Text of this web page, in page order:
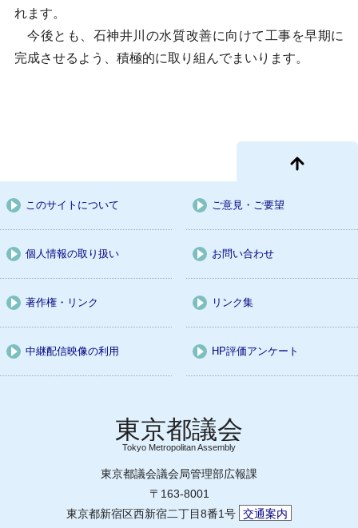
れます。
今後とも、石神井川の水質改善に向けて工事を早期に
完成させるよう、積極的に取り組んでまいります。
このサイトについて ご意見・ご要望
個人情報の取り扱い お問い合わせ
著作権・リンク リンク集
中継配信映像の利用 HP評価アンケート
Tokyo Metropolitan Assembly
東京都議会議会局管理部広報課
〒163-8001
東京都新宿区西新宿二丁目8番1号 交通案内